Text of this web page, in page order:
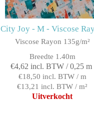
City Joy - M - Viscose
Viscose Rayon 135g/m²
Breedte 1.40m
€4,62 incl. BTW / 0,25 m
€18,50 incl. BTW / m
€13,21 incl. BTW / m²
Uitverkocht